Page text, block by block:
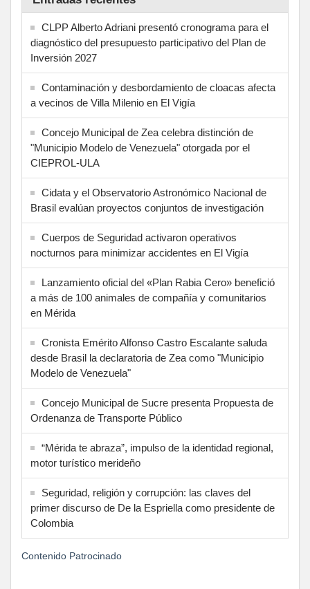
CLPP Alberto Adriani presentó cronograma para el
diagnóstico del presupuesto participativo del Plan de
Inversión 2027
Contaminación y desbordamiento de cloacas afecta
a vecinos de Villa Milenio en El Vigía
Concejo Municipal de Zea celebra distinción de
"Municipio Modelo de Venezuela" otorgada por el
CIEPROL-ULA
Cidata y el Observatorio Astronómico Nacional de
Brasil evalúan proyectos conjuntos de investigación
Cuerpos de Seguridad activaron operativos
nocturnos para minimizar accidentes en El Vigía
Lanzamiento oficial del «Plan Rabia Cero» benefició
a más de 100 animales de compañía y comunitarios
en Mérida
Cronista Emérito Alfonso Castro Escalante saluda
desde Brasil la declaratoria de Zea como "Municipio
Modelo de Venezuela"
Concejo Municipal de Sucre presenta Propuesta de
Ordenanza de Transporte Público
“Mérida te abraza”, impulso de la identidad regional,
motor turístico merideño
Seguridad, religión y corrupción: las claves del
primer discurso de De la Espriella como presidente de
Colombia
Contenido Patrocinado